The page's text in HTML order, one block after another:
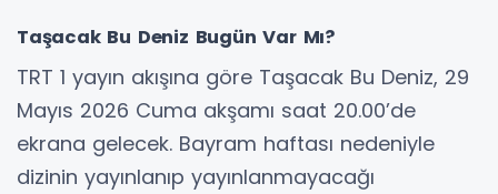
Taşacak Bu Deniz Bugün Var Mı?
TRT 1 yayın akışına göre Taşacak Bu Deniz, 29
Mayıs 2026 Cuma akşamı saat 20.00’de
ekrana gelecek. Bayram haftası nedeniyle
dizinin yayınlanıp yayınlanmayacağı